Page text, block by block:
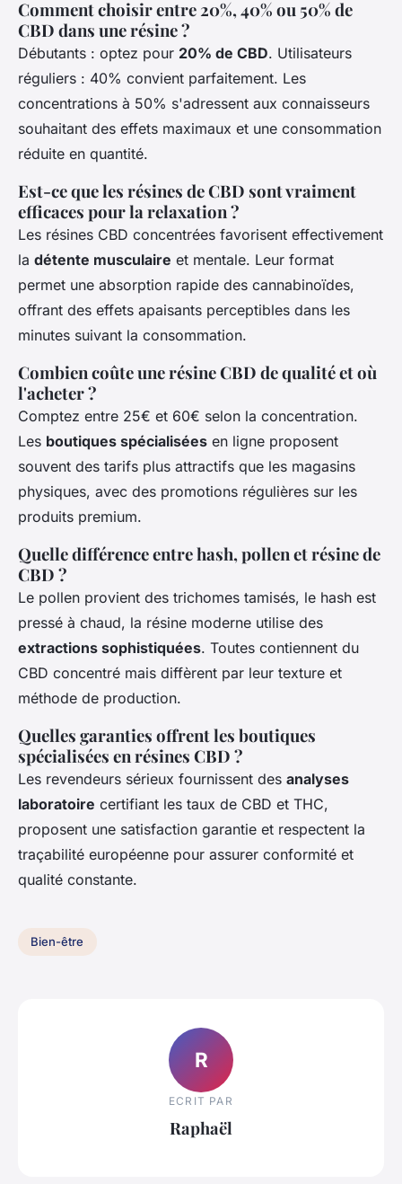
Comment choisir entre 20%, 40% ou 50% de
CBD dans une résine ?
Débutants : optez pour 20% de CBD. Utilisateurs
réguliers : 40% convient parfaitement. Les
concentrations à 50% s'adressent aux connaisseurs
souhaitant des effets maximaux et une consommation
réduite en quantité.
Est-ce que les résines de CBD sont vraiment
efficaces pour la relaxation ?
Les résines CBD concentrées favorisent effectivement
la détente musculaire et mentale. Leur format
permet une absorption rapide des cannabinoïdes,
offrant des effets apaisants perceptibles dans les
minutes suivant la consommation.
Combien coûte une résine CBD de qualité et où
l'acheter ?
Comptez entre 25€ et 60€ selon la concentration.
Les boutiques spécialisées en ligne proposent
souvent des tarifs plus attractifs que les magasins
physiques, avec des promotions régulières sur les
produits premium.
Quelle différence entre hash, pollen et résine de
CBD ?
Le pollen provient des trichomes tamisés, le hash est
pressé à chaud, la résine moderne utilise des
extractions sophistiquées. Toutes contiennent du
CBD concentré mais diffèrent par leur texture et
méthode de production.
Quelles garanties offrent les boutiques
spécialisées en résines CBD ?
Les revendeurs sérieux fournissent des analyses
laboratoire certifiant les taux de CBD et THC,
proposent une satisfaction garantie et respectent la
traçabilité européenne pour assurer conformité et
qualité constante.
Bien-être
R
ECRIT PAR
Raphaël